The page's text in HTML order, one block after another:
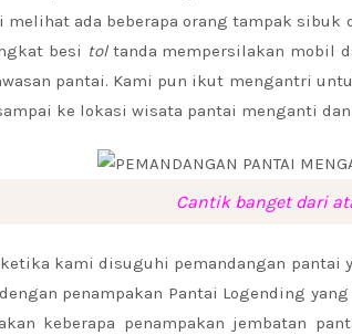
ada beberapa orang tampak sibuk
besi toltanda mempersilakan mobil
pantai. Kami pun ikut mengantri
ke lokasi wisata pantai menganti
Cantik banget dari
ketika kami disuguhi pemandangan
penampakan Pantai Logending
keberapa penampakan jembatan